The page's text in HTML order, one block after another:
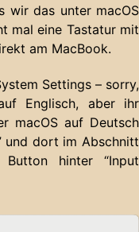
wir das unter macOS
mal eine Tastatur mit
am MacBook.
Settings – sorry,
Englisch, aber ihr
macOS auf Deutsch
und dort im Abschnitt
Button hinter “Input